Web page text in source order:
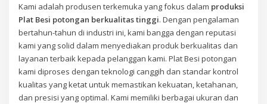
Kami adalah produsen terkemuka yang fokus dalam produksi
Plat Besi potongan berkualitas tinggi. Dengan pengalaman
bertahun-tahun di industri ini, kami bangga dengan reputasi
kami yang solid dalam menyediakan produk berkualitas dan
layanan terbaik kepada pelanggan kami. Plat Besi potongan
kami diproses dengan teknologi canggih dan standar kontrol
kualitas yang ketat untuk memastikan kekuatan, ketahanan,
dan presisi yang optimal. Kami memiliki berbagai ukuran dan